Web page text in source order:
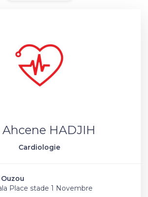
Ahcene HADJIH
Cardiologie
Place stade 1 Novembre